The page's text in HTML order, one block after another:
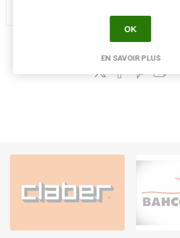
OK
EN SAVOIR PLUS